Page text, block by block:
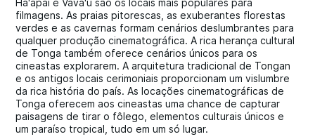
Ha'apai e Vava'u são os locais mais populares para
filmagens. As praias pitorescas, as exuberantes florestas
verdes e as cavernas formam cenários deslumbrantes para
qualquer produção cinematográfica. A rica herança cultural
de Tonga também oferece cenários únicos para os
cineastas explorarem. A arquitetura tradicional de Tongan
e os antigos locais cerimoniais proporcionam um vislumbre
da rica história do país. As locações cinematográficas de
Tonga oferecem aos cineastas uma chance de capturar
paisagens de tirar o fôlego, elementos culturais únicos e
um paraíso tropical, tudo em um só lugar.